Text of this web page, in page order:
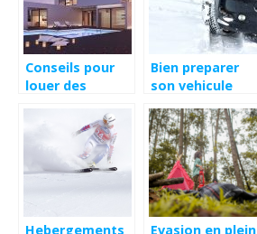
Conseils pour
louer des
vacances
Bien preparer
son vehicule
vacances en
montagne
Hebergements
Evasion en plein